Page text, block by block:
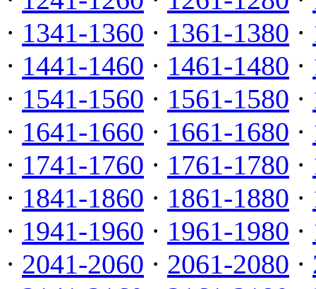
· 1341-1360 · 1361-1380 ·
· 1441-1460 · 1461-1480 ·
· 1541-1560 · 1561-1580 ·
· 1641-1660 · 1661-1680 ·
· 1741-1760 · 1761-1780 ·
· 1841-1860 · 1861-1880 ·
· 1941-1960 · 1961-1980 ·
· 2041-2060 · 2061-2080 ·